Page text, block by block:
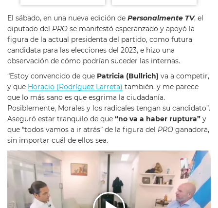
El sábado, en una nueva edición de Personalmente TV, el
diputado del PRO se manifestó esperanzado y apoyó la
figura de la actual presidenta del partido, como futura
candidata para las elecciones del 2023, e hizo una
observación de cómo podrían suceder las internas.
“Estoy convencido de que Patricia (Bullrich) va a competir,
y que Horacio (Rodríguez Larreta) también, y me parece
que lo más sano es que esgrima la ciudadanía.
Posiblemente, Morales y los radicales tengan su candidato”.
Aseguró estar tranquilo de que “no va a haber ruptura” y
que “todos vamos a ir atrás” de la figura del PRO ganadora,
sin importar cuál de ellos sea.